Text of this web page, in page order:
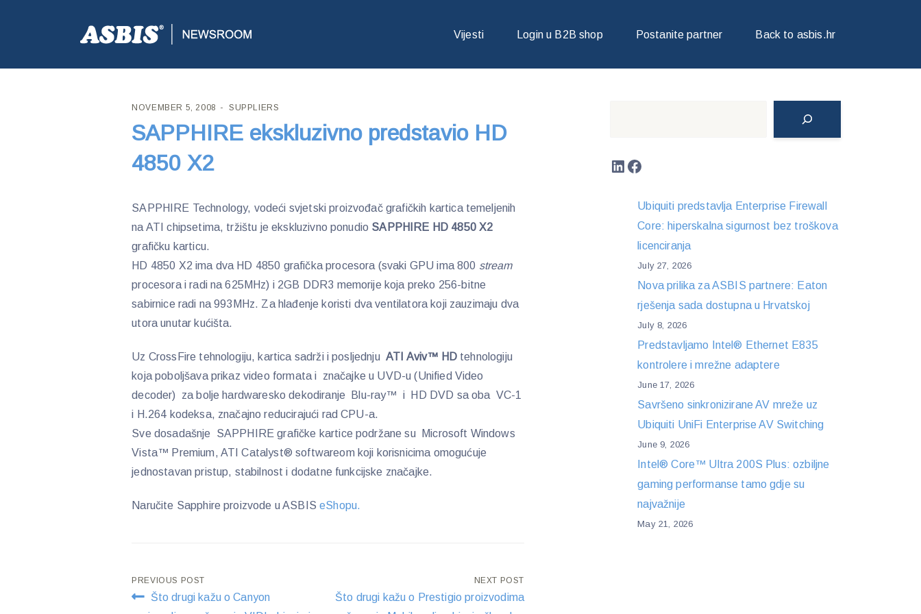
Vijesti Login u B2B shop Postanite partner Back to asbis.hr
ASBIS CROATIA>SUPPLIERS> SAPPHIRE EKSKLUZIVNO PREDSTAVIO HD 4850 X2
NOVEMBER 5, 2008 SUPPLIERS
SAPPHIRE ekskluzivno predstavio HD
4850 X2
SAPPHIRE Technology, vodeći svjetski proizvođač grafičkih kartica temeljenih
na ATI chipsetima, tržištu je ekskluzivno ponudio SAPPHIRE HD 4850 X2
grafičku karticu.
HD 4850 X2 ima dva HD 4850 grafička procesora (svaki GPU ima 800 stream
procesora i radi na 625MHz) i 2GB DDR3 memorije koja preko 256-bitne
sabirnice radi na 993MHz. Za hlađenje koristi dva ventilatora koji zauzimaju dva
utora unutar kućišta.
Uz CrossFire tehnologiju, kartica sadrži i posljednjuATI Aviv™ HD tehnologiju
koja poboljšava prikaz video formata i značajke u UVD-u (Unified Video
decoder) za bolje hardwaresko dekodiranje Blu-ray™ i HD DVD sa oba VC-1
i H.264 kodeksa, značajno reducirajući rad CPU-a.
Sve dosadašnje SAPPHIRE grafičke kartice podržane su Microsoft Windows
Vista™ Premium, ATI Catalyst® softwareom koji korisnicima omogućuje
jednostavan pristup, stabilnost i dodatne funkcijske značajke.
Naručite Sapphire proizvode u ASBISeShopu.
Post
PREVIOUS POST
Što drugi kažu o Canyon
NEXT POST
Što drugi kažu o Prestigio proizvodima
LinkedIn
Facebook
Ubiquiti predstavlja Enterprise Firewall
Core: hiperskalna sigurnost bez troškova
licenciranja
July 27, 2026
Nova prilika za ASBIS partnere: Eaton
rješenja sada dostupna u Hrvatskoj
July 8, 2026
Predstavljamo Intel® Ethernet E835
kontrolere i mrežne adaptere
June 17, 2026
Savršeno sinkronizirane AV mreže uz
Ubiquiti UniFi Enterprise AV Switching
June 9, 2026
Intel® Core™ Ultra 200S Plus: ozbiljne
gaming performanse tamo gdje su
najvažnije
May 21, 2026